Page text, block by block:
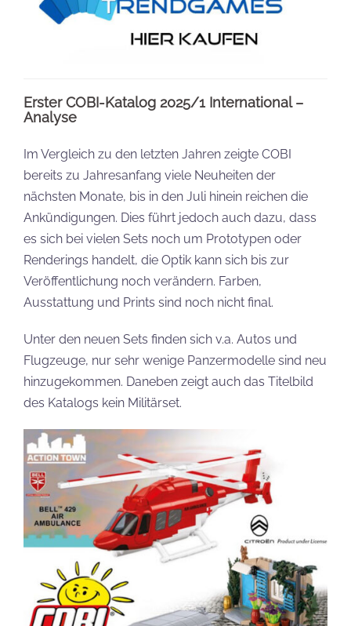
Erster COBI-Katalog 2025/1 International –
Analyse
Im Vergleich zu den letzten Jahren zeigte COBI
bereits zu Jahresanfang viele Neuheiten der
nächsten Monate, bis in den Juli hinein reichen die
Ankündigungen. Dies führt jedoch auch dazu, dass
es sich bei vielen Sets noch um Prototypen oder
Renderings handelt, die Optik kann sich bis zur
Veröffentlichung noch verändern. Farben,
Ausstattung und Prints sind noch nicht final.
Unter den neuen Sets finden sich v.a. Autos und
Flugzeuge, nur sehr wenige Panzermodelle sind neu
hinzugekommen. Daneben zeigt auch das Titelbild
des Katalogs kein Militärset.